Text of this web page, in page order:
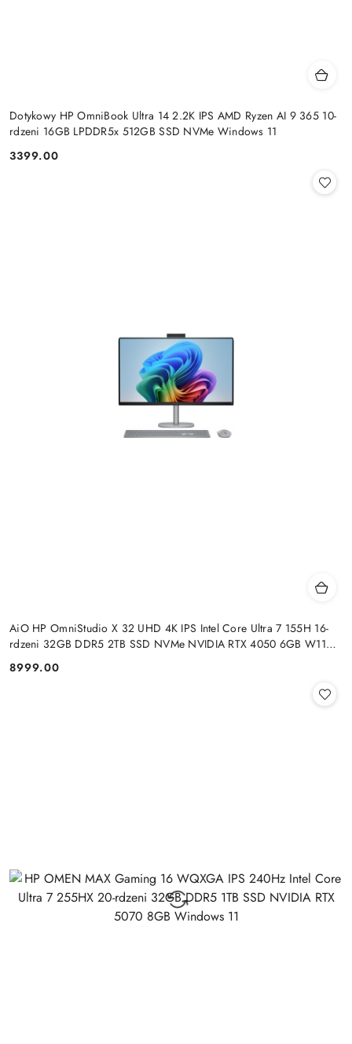
Dotykowy HP OmniBook Ultra 14 2.2K IPS AMD Ryzen AI 9 365 10-
rdzeni 16GB LPDDR5x 512GB SSD NVMe Windows 11
Cena:
3399.00
AiO HP OmniStudio X 32 UHD 4K IPS Intel Core Ultra 7 155H 16-
rdzeni 32GB DDR5 2TB SSD NVMe NVIDIA RTX 4050 6GB W11
Cena:
8999.00